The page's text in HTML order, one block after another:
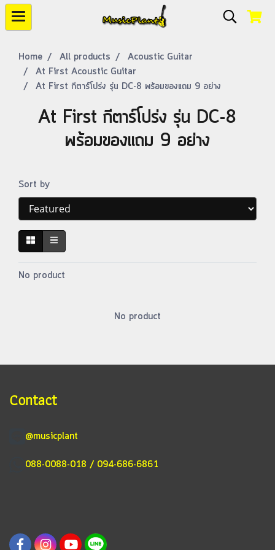
Home All products
Acoustic Guitar
At First Acoustic Guitar
At First กีตาร์โปร่ง รุ่น DC-8 พร้อมของแถม 9 อย่าง
At First กีตาร์โปร่ง รุ่น DC-8
พร้อมของแถม 9 อย่าง
Sort by
No product
No product
Contact
@musicplant
088-0088-018 / 094-686-6861